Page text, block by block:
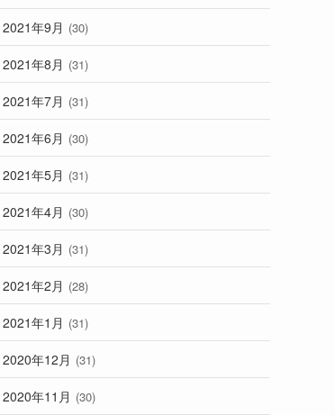
2021年9月 (30)
2021年8月 (31)
2021年7月 (31)
2021年6月 (30)
2021年5月 (31)
2021年4月 (30)
2021年3月 (31)
2021年2月 (28)
2021年1月 (31)
2020年12月 (31)
2020年11月 (30)